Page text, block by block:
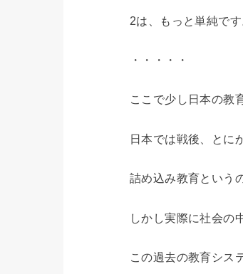
2は、もっと単純で
・・・・・
ここで少し日本の教
日本では戦後、とに
詰め込み教育という
しかし実際に社会の
この過去の教育シス